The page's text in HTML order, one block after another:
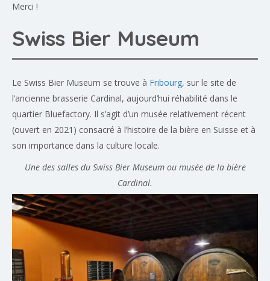
Merci !
Swiss Bier Museum
Le Swiss Bier Museum se trouve à Fribourg, sur le site de
l’ancienne brasserie Cardinal, aujourd’hui réhabilité dans le
quartier Bluefactory. Il s’agit d’un musée relativement récent
(ouvert en 2021) consacré à l’histoire de la bière en Suisse et à
son importance dans la culture locale.
Une des salles du Swiss Bier Museum ou musée de la bière
Cardinal.